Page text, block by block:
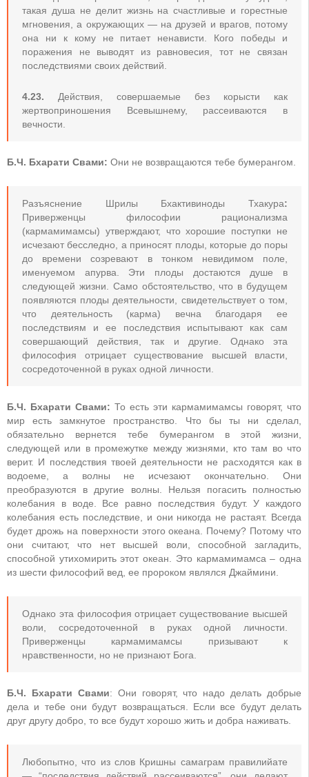
такая душа не делит жизнь на счастливые и горестные
мгновения, а окружающих — на друзей и врагов, потому
она ни к кому не питает ненависти. Кого победы и
поражения не выводят из равновесия, тот не связан
последствиями своих действий.
4.23. Действия, совершаемые без корысти как
жертвоприношения Всевышнему, рассеиваются в
вечности.
Б.Ч. Бхарати Свами: Они не возвращаются тебе бумерангом.
Разъяснение Шрилы Бхактивиноды Тхакура:
Приверженцы философии рационализма
(кармамимамсы) утверждают, что хорошие поступки не
исчезают бесследно, а приносят плоды, которые до поры
до времени созревают в тонком невидимом поле,
именуемом апурва. Эти плоды достаются душе в
следующей жизни. Само обстоятельство, что в будущем
появляются плоды деятельности, свидетельствует о том,
что деятельность (карма) вечна благодаря ее
последствиям и ее последствия испытывают как сам
совершающий действия, так и другие. Однако эта
философия отрицает существование высшей власти,
сосредоточенной в руках одной личности.
Б.Ч. Бхарати Свами: То есть эти кармамимамсы говорят, что
мир есть замкнутое пространство. Что бы ты ни сделал,
обязательно вернется тебе бумерангом в этой жизни,
следующей или в промежутке между жизнями, кто там во что
верит. И последствия твоей деятельности не расходятся как в
водоеме, а волны не исчезают окончательно. Они
преобразуются в другие волны. Нельзя погасить полностью
колебания в воде. Все равно последствия будут. У каждого
колебания есть последствие, и они никогда не растаят. Всегда
будет дрожь на поверхности этого океана. Почему? Потому что
они считают, что нет высшей воли, способной загладить,
способной утихомирить этот океан. Это кармамимамса – одна
из шести философий вед, ее пророком являлся Джаймини.
Однако эта философия отрицает существование высшей
воли, сосредоточенной в руках одной личности.
Приверженцы кармамимамсы призывают к
нравственности, но не признают Бога.
Б.Ч. Бхарати Свами: Они говорят, что надо делать добрые
дела и тебе они будут возвращаться. Если все будут делать
друг другу добро, то все будут хорошо жить и добра наживать.
Любопытно, что из слов Кришны самаграм правилийате